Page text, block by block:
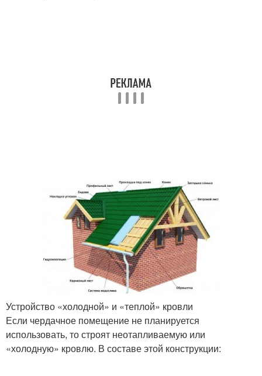
Устройство «холодной» и «теплой» кровли
Если чердачное помещение не планируется
использовать, то строят неотапливаемую или
«холодную» кровлю. В составе этой конструкции: